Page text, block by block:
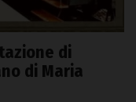
di
di Maria